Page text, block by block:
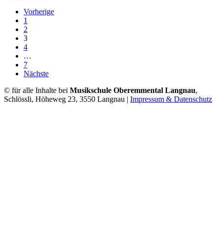
Vorherige
1
2
3
4
…
7
Nächste
© für alle Inhalte bei Musikschule Oberemmental Langnau,
Schlössli, Höheweg 23, 3550 Langnau | Impressum & Datenschutz